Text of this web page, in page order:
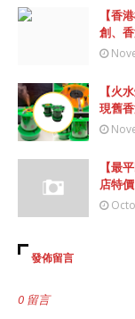
【香
創、
【火
現舊
【最
店特價
發佈留言
0 留言